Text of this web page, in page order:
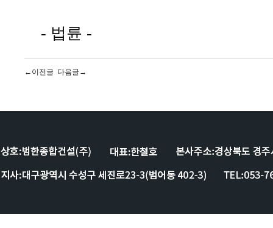
- 법륜 -
←이전글 다음글→